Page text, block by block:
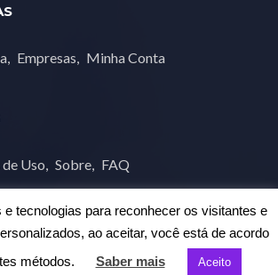
Empresas Minha Conta
Uso Sobre FAQ
Todos os direitos reservados.
tecnologias para reconhecer os visitantes e
ao aceitar, você está de acordo
métodos.
Saber mais Aceito